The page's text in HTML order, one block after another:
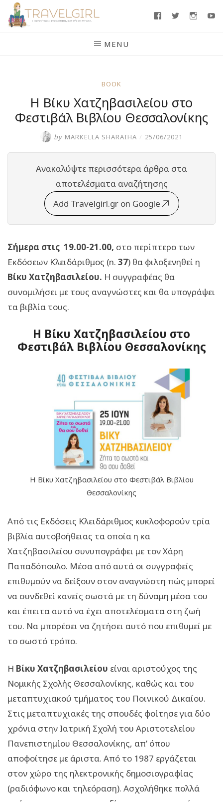
Skip
FacebookTwitter
MENU
BOOK
Η Βίκυ Χατζηβασιλείου στο
Φεστιβάλ Βιβλίου Θεσσαλονίκης
by MARKELLA SHARAIHA / 25/06/2021
Ανακαλύψτε περισσότερα άρθρα στα
αποτελέσματα αναζήτησης
Add Travelgirl.gr on Google
Σήμερα στις 19.00-21.00, στο περίπτερο των
Εκδόσεων Κλειδάριθμος (n. 37) θα φιλοξενηθεί η
Βίκυ Χατζηβασιλείου. Η συγγραφέας θα
συνομιλήσει με τους αναγνώστες και θα υπογράψει
τα βιβλία τους.
Η Βίκυ Χατζηβασιλείου στο
Φεστιβάλ Βιβλίου Θεσσαλονίκης
Η Βίκυ Χατζηβασιλείου στο Φεστιβάλ Βιβλίου
Θεσσαλονίκης
Από τις Εκδόσεις Κλειδάριθμος κυκλοφορούν τρία
βιβλία αυτοβοήθειας τα οποία η κα
Χατζηβασιλείου συνυπογράφει με τον Χάρη
Παπαδόπουλο. Μέσα από αυτά οι συγγραφείς
επιθυμούν να δείξουν στον αναγνώστη πώς μπορεί
να συνδεθεί κανείς σωστά με τη δύναμη μέσα του
και έπειτα αυτό να έχει αποτελέσματα στη ζωή
του. Να μπορέσει να ζητήσει αυτό που επιθυμεί με
το σωστό τρόπο.
Η Βίκυ Χατζηβασιλείου είναι αριστούχος της
Νομικής Σχολής Θεσσαλονίκης, καθώς και του
μεταπτυχιακού τμήματος του Ποινικού Δικαίου.
Στις μεταπτυχιακές της σπουδές φοίτησε για δύο
χρόνια στην Ιατρική Σχολή του Αριστοτελείου
Πανεπιστημίου Θεσσαλονίκης, απ’ όπου
αποφοίτησε με άριστα. Από το 1987 εργάζεται
στον χώρο της ηλεκτρονικής δημοσιογραφίας
(ραδιόφωνο και τηλεόραση). Ασχολήθηκε πολλά